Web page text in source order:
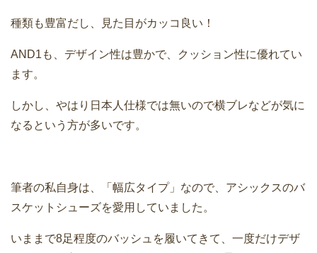
種類も豊富だし、見た目がカッコ良い！
AND1も、デザイン性は豊かで、クッション性に優れてい
ます。
しかし、やはり日本人仕様では無いので横ブレなどが気に
なるという方が多いです。
筆者の私自身は、「幅広タイプ」なので、アシックスのバ
スケットシューズを愛用していました。
いままで8足程度のバッシュを履いてきて、一度だけデザ